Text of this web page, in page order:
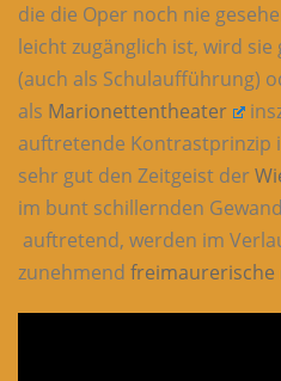
die die Oper noch nie
leicht zugänglich ist, wird
(auch als Schulaufführung)
als Marionettentheater
auftretende Kontrastprinzip
sehr gut den Zeitgeist der
im bunt schillernden
auftretend, werden im
zunehmend freimaurerische